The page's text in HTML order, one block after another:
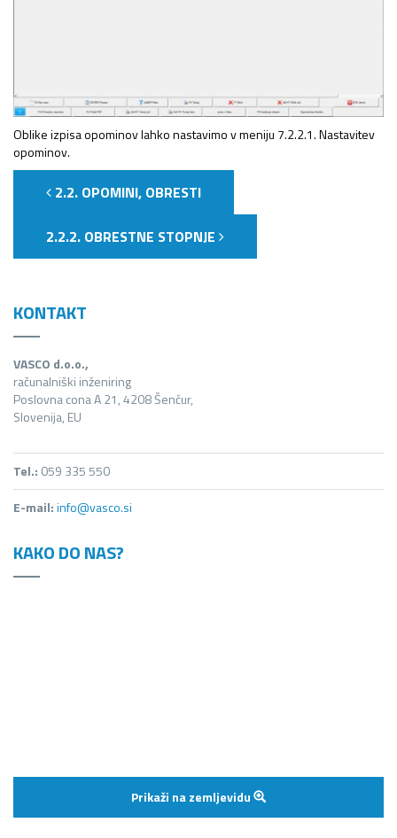
Oblike izpisa opominov lahko nastavimo v meniju 7.2.2.1. Nastavitev
opominov.
2.2. OPOMINI, OBRESTI
2.2.2. OBRESTNE STOPNJE
KONTAKT
VASCO d.o.o.,
računalniški inženiring
Poslovna cona A 21, 4208 Šenčur,
Slovenija, EU
Tel.: 059 335 550
E-mail:info@vasco.si
KAKO DO NAS?
Prikaži na zemljevidu